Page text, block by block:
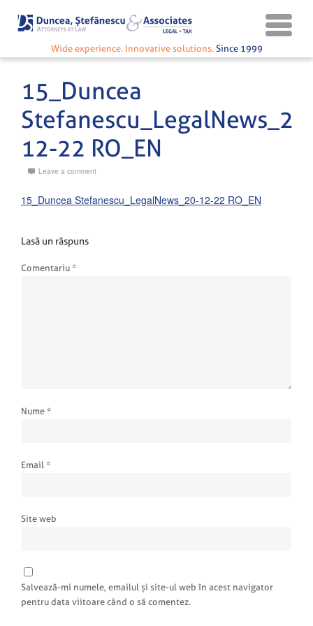
Wide experience. Innovative solutions. Since 1999
15_Duncea
12-22 RO_EN
Leave a comment
15_Duncea Stefanescu_LegalNews_20-12-22 RO_EN
Lasă un răspuns
Comentariu *
Nume *
Email *
Site web
Salvează-mi numele, emailul și site-ul web în acest navigator
pentru data viitoare când o să comentez.